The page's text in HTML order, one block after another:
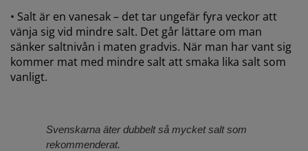
• Salt är en vanesak – det tar ungefär fyra veckor att
vänja sig vid mindre salt. Det går lättare om man
sänker saltnivån i maten gradvis. När man har vant sig
kommer mat med mindre salt att smaka lika salt som
vanligt.
Svenskarna äter dubbelt så mycket salt som
rekommenderat.